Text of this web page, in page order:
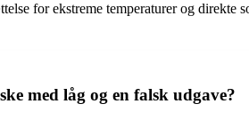
for ekstreme temperaturer og
med låg og en falsk udgave?